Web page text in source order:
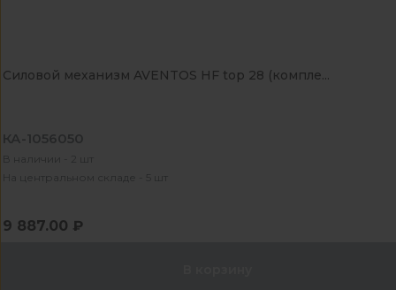
Силовой механизм AVENTOS HF top 28 (компле...
КА-1056050
В наличии - 2 шт
На центральном складе - 5 шт
9 887.00 ₽